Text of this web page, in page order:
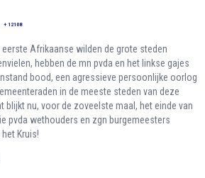
+ 12108
Afrikaanse wilden de grote steden
hebben de mn pvda en het linkse gajes
bood, een agressieve persoonlijke oorlog
in de meeste steden van deze
blijkt nu, voor de zoveelste maal, het einde van
pvda wethouders en zgn burgemeesters
Kruis!